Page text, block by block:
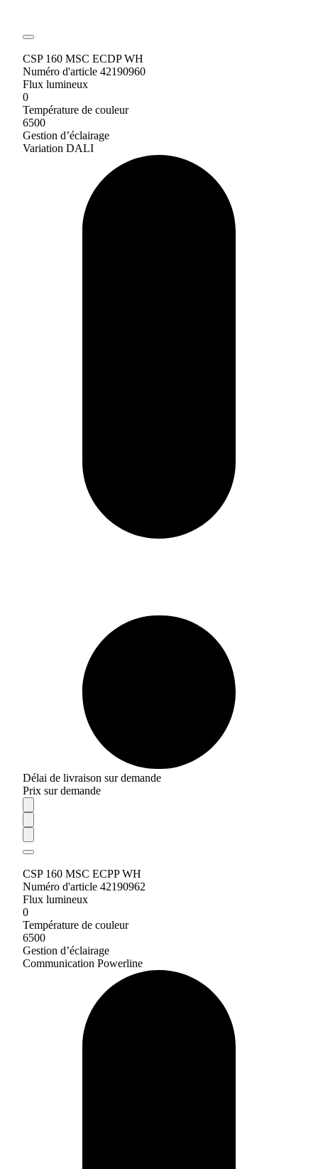
CSP 160 MSC ECDP WH
Numéro d'article 42190960
Flux lumineux
0
Température de couleur
6500
Gestion d’éclairage
Variation DALI
Délai de livraison sur demande
Prix sur demande
CSP 160 MSC ECPP WH
Numéro d'article 42190962
Flux lumineux
0
Température de couleur
6500
Gestion d’éclairage
Communication Powerline